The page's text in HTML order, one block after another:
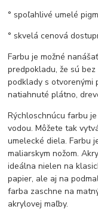
° spoľahlivé umelé
° skvelá cenová
Farbu je možné
predpokladu, že sú
podklady s otvorenými
natiahnuté plátno,
Rýchloschnúcu farbu
vodou. Môžete tak
umelecké diela. Farbu
maliarskym nožom.
ideálna nielen na
papier, ale aj na
farba zaschne na
akrylovej maľby.